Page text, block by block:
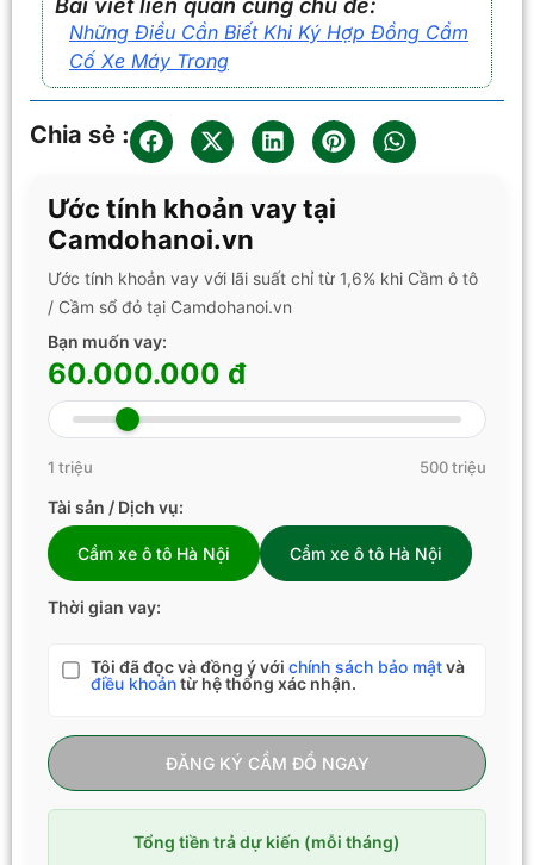
Những Điều Cần Biết Khi Ký Hợp Đồng Cầm
Cố Xe Máy Trong
Chia sẻ :
Ước tính khoản vay tại
Camdohanoi.vn
Ước tính khoản vay với lãi suất chỉ từ 1,6% khi Cầm ô tô
/ Cầm sổ đỏ tại Camdohanoi.vn
Bạn muốn vay:
60.000.000 đ
1 triệu 500 triệu
Tài sản / Dịch vụ:
Cầm xe ô tô Hà Nội Cầm xe ô tô Hà Nội
Thời gian vay:
Tôi đã đọc và đồng ý với chính sách bảo mậtvà
điều khoảntừ hệ thống xác nhận.
ĐĂNG KÝ CẦM ĐỒ NGAY
Tổng tiền trả dự kiến (mỗi tháng)